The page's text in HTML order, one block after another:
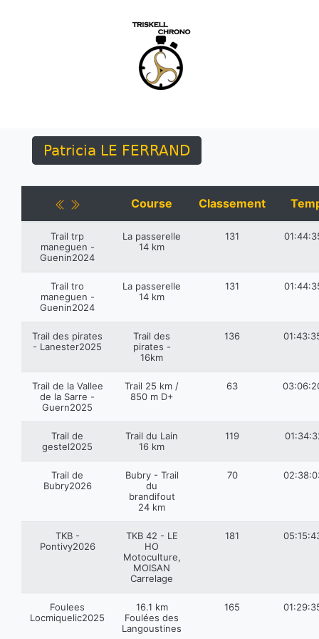
Patricia LE FERRAND
Course Classement
Trail trp
maneguen -
Guenin2024
La passerelle
14 km
131
Trail tro
maneguen -
Guenin2024
La passerelle
14 km
131
Trail des pirates
- Lanester2025
Trail des
pirates -
16km
136
Trail de la Vallee
de la Sarre -
Guern2025
Trail 25 km /
850 m D+
63
Trail de
gestel2025
Trail du Lain
16 km
119
Trail de
Bubry2026
Bubry - Trail
du
brandifout
24 km
70
TKB -
Pontivy2026
TKB 42 - LE
HO
Motoculture,
MOISAN
Carrelage
181
Foulees
Locmiquelic2025
16.1 km
Foulées des
Langoustines
165